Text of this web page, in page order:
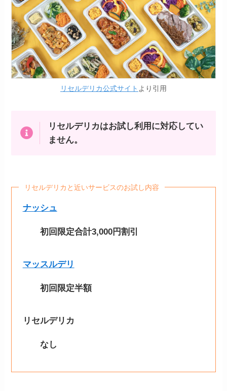
リセルデリカ公式サイト より引用
リセルデリカはお試し利用に対応してい
ません。
リセルデリカと近いサービスのお試し内容
ナッシュ
初回限定合計3,000円割引
マッスルデリ
初回限定半額
リセルデリカ
なし